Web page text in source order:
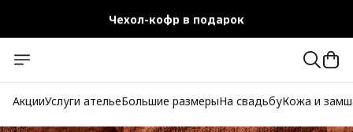
Чехол-кофр в подарок
Бесплатная доставка при заказе от 10 000 руб.
АкцииУслуги ательеБольшие размерыНа свадьбуКожа и